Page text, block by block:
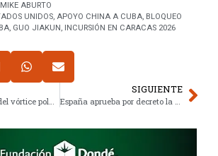
MIKE ABURTO
UNIDOS, APOYO CHINA A CUBA, BLOQUEO
, GUO JIAKUN , INCURSIÓN EN CARACAS 2026
Análisis experto del vórtice polar y la histórica tormenta Fern
SIGUIENTE
España aprueba por decreto la regularización de 500.000 migrantes